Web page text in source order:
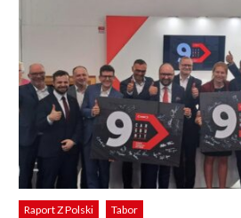
Raport Z Polski Tabor